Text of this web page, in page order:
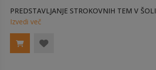
PREDSTAVLJANJE STROKOVNIH TEM V ŠOLI
Izvedi več